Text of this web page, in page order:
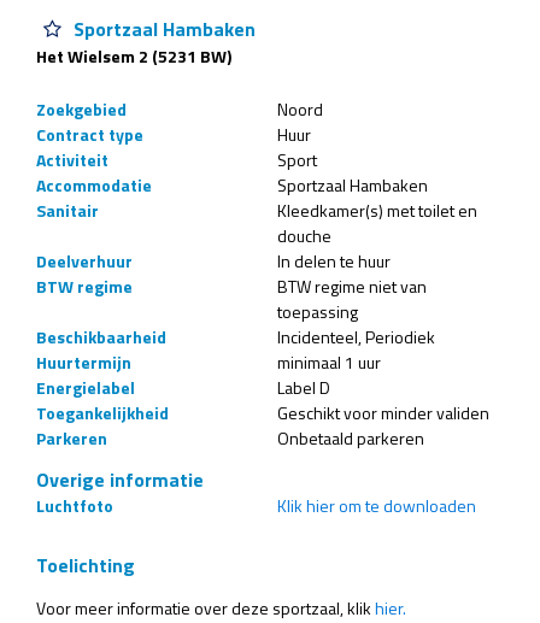
Sportzaal Hambaken
Het Wielsem 2 (5231 BW)
Zoekgebied
Noord
Contract type
Huur
Activiteit
Sport
Accommodatie
Sportzaal Hambaken
Sanitair
Kleedkamer(s) met toilet en
douche
Deelverhuur
In delen te huur
BTW regime
BTW regime niet van
toepassing
Beschikbaarheid
Incidenteel Periodiek
Huurtermijn
minimaal 1 uur
Energielabel
Label D
Toegankelijkheid
Geschikt voor minder validen
Parkeren
Onbetaald parkeren
Overige informatie
Luchtfoto Klik hier om te downloaden
Toelichting
Voor meer informatie over deze sportzaal, klikhier.